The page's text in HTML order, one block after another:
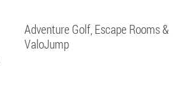
Adventure Golf, Escape Rooms &
ValoJump